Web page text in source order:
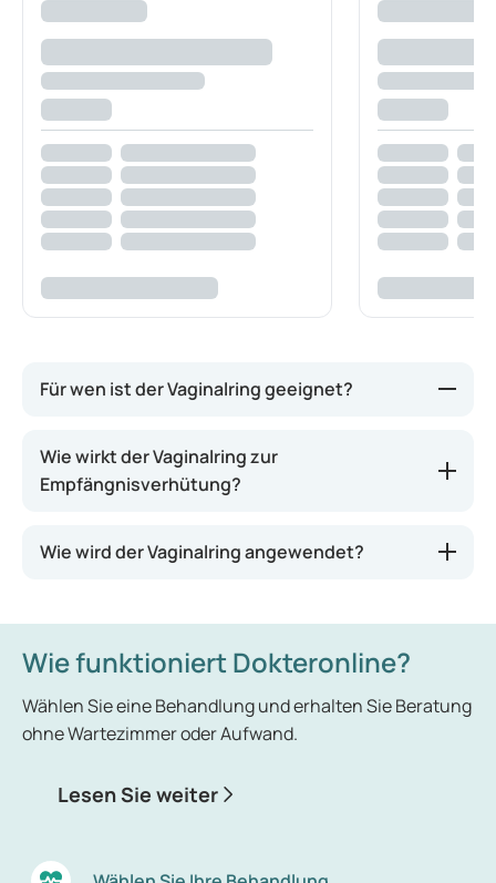
Für wen ist der Vaginalring geeignet?
dar, denen es schwerfällt, täglich eine Tablette
einzunehmen.
Wie wirkt der Vaginalring zur
Empfängnisverhütung?
Wie wird der Vaginalring angewendet?
Wie funktioniert Dokteronline?
Wählen Sie eine Behandlung und erhalten Sie Beratung
ohne Wartezimmer oder Aufwand.
Lesen Sie weiter